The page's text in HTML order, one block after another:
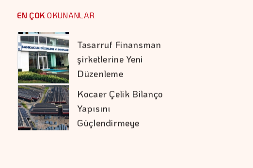
EN ÇOK OKUNANLARDüzenleme
Kocaer Çelik Bilanço
Yapısını
Güçlendirmeye
Daniel Klein İhracat
Atağına Kalktı